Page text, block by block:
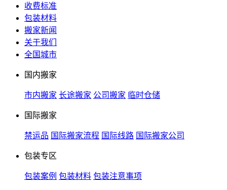
收费标准
包装材料
搬家新闻
关于我们
全国城市
国内搬家
市内搬家 长途搬家 公司搬家 临时仓储
国际搬家
禁运品 国际搬家流程 国际线路 国际搬家公司
包装专区
包装案例 包装材料 包装注意事项